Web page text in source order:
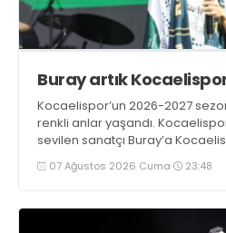
Buray artık
Kocaelispor’un 2026-2027
renkli anlar yaşandı.
sevilen sanatçı Buray’a
07 Ağustos 2026 Cuma 23:48